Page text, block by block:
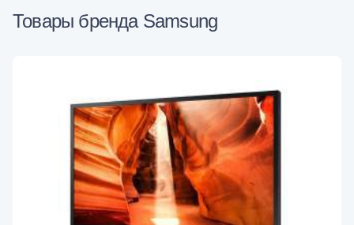
Товары бренда Samsung